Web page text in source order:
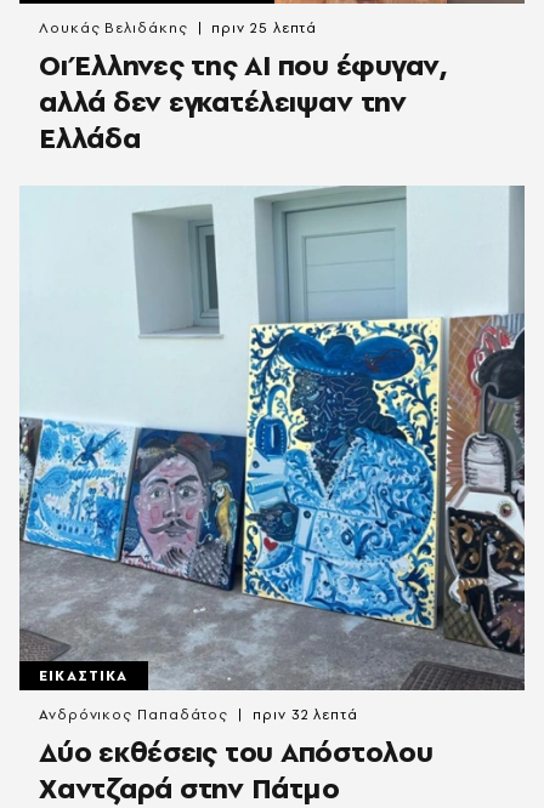
Οι Έλληνες της ΑΙ που έφυγαν,
αλλά δεν εγκατέλειψαν την
Ελλάδα
Λουκάς Βελιδάκης πριν 25 λεπτά
ΕΙΚΑΣΤΙΚΑ
Δύο εκθέσεις του Απόστολου
Χαντζαρά στην Πάτμο
Ανδρόνικος Παπαδάτος πριν 32 λεπτά